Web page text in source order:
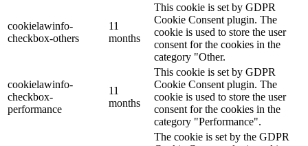
cookielawinfo-
checkbox-others
11
months
This cookie is set by GDPR
Cookie Consent plugin. The
cookie is used to store the user
consent for the cookies in the
category "Other.
cookielawinfo-
checkbox-
performance
11
months
This cookie is set by GDPR
Cookie Consent plugin. The
cookie is used to store the user
consent for the cookies in the
category "Performance".
The cookie is set by the GDPR